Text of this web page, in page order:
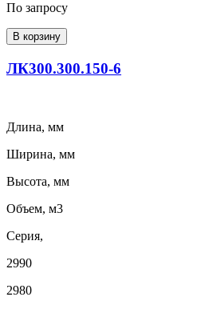
По запросу
В корзину
ЛК300.300.150-6
Длина, мм
Ширина, мм
Высота, мм
Объем, м3
Серия,
2990
2980